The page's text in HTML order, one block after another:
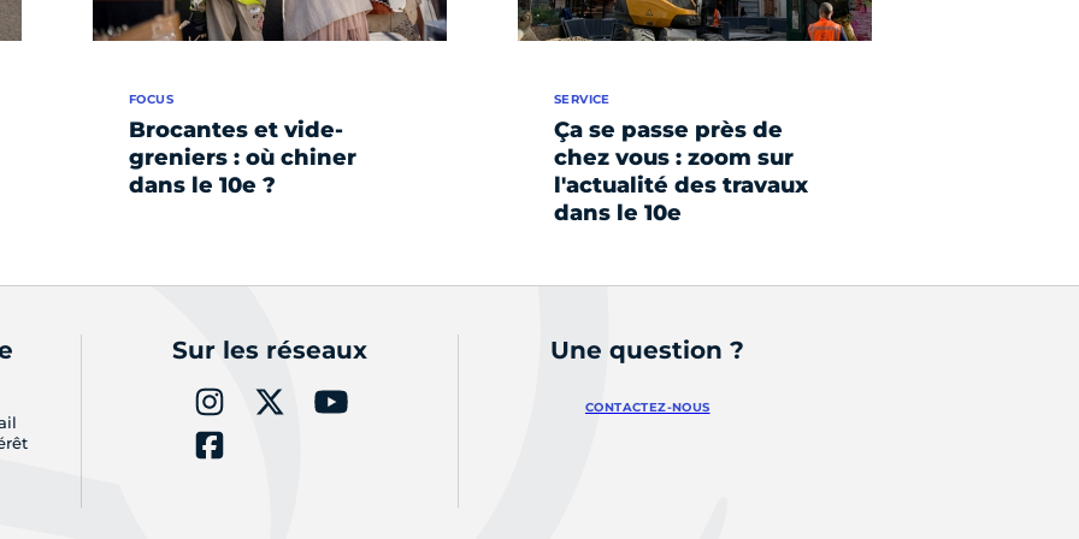
Brocantes et vide-
greniers : où chiner
dans le 10e ?
FOCUS
Ça se passe près de
chez vous : zoom sur
l'actualité des travaux
dans le 10e
SERVICE
Sur les réseaux Une question ?
CONTACTEZ-NOUS